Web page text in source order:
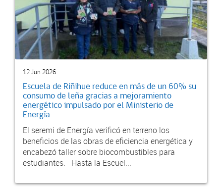
12 Jun 2026
Escuela de Riñihue reduce en más de un 60% su
consumo de leña gracias a mejoramiento
energético impulsado por el Ministerio de
Energía
El seremi de Energía verificó en terreno los
beneficios de las obras de eficiencia energética y
encabezó taller sobre biocombustibles para
estudiantes. Hasta la Escuel...